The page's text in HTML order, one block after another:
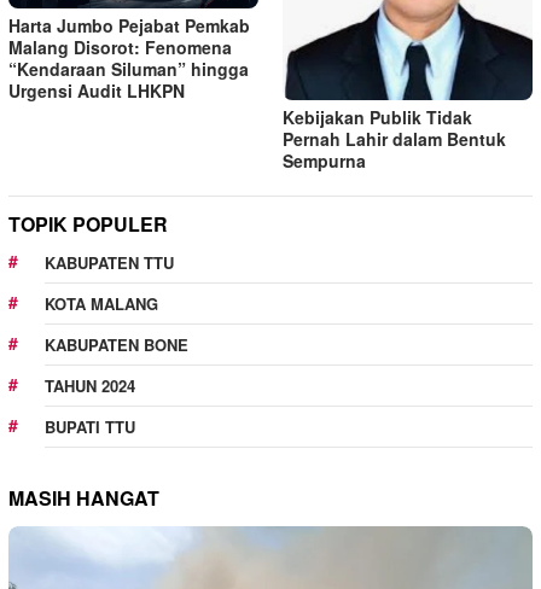
Harta Jumbo Pejabat Pemkab
Malang Disorot: Fenomena
“Kendaraan Siluman” hingga
Urgensi Audit LHKPN
Kebijakan Publik Tidak
Pernah Lahir dalam Bentuk
Sempurna
TOPIK POPULER
KABUPATEN TTU
KOTA MALANG
KABUPATEN BONE
TAHUN 2024
BUPATI TTU
MASIH HANGAT